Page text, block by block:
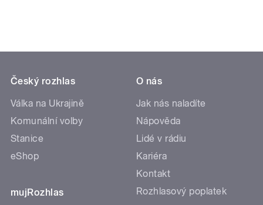
Český rozhlas
Válka na Ukrajině
Komunální volby
Stanice
eShop
mujRozhlas
O nás
Jak nás naladíte
Nápověda
Lidé v rádiu
Kariéra
Kontakt
Rozhlasový poplatek